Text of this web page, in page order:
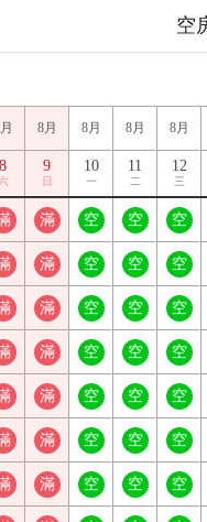
空
8
8月
9
日
滿
滿
滿
滿
滿
滿
滿
8月
10
一
空
空
空
空
空
空
空
8月
11
二
空
空
空
空
空
空
空
8月
12
三
空
空
空
空
空
空
空